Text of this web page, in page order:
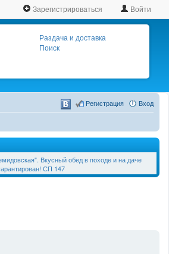
Зарегистрироваться Войти
Раздача и доставка
Поиск
Вход
Регистрация
Вкусный обед в походе и на даче
СП 147